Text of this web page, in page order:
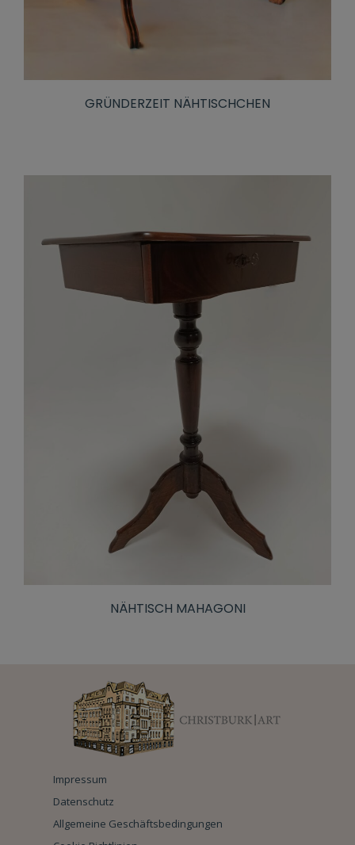
GRÜNDERZEIT NÄHTISCHCHEN
NÄHTISCH MAHAGONI
Impressum
Datenschutz
Allgemeine Geschäftsbedingungen